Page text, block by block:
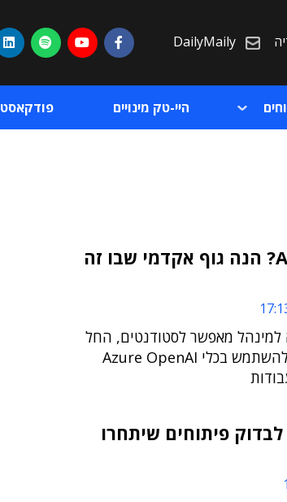
DailyMaily
היי-טק מינויים פודקאסט
כתיבת עבודות בסיוע AI? הנה גוף אקדמי שבו זה
מאפשר לסטודנטים, החל
מהשנה האקדמית הנוכחית, להשתמש בכלי Azure OpenAI
פיתוחים שיתחרו